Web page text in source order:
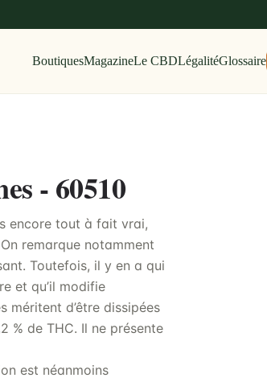
BoutiquesMagazineLe CBDLégalitéGlossaire
- 60510
encore tout à fait vrai,
remarque notamment
Toutefois, il y en a qui
et qu’il modifie
d’être dissipées
% de THC. Il ne présente
est néanmoins